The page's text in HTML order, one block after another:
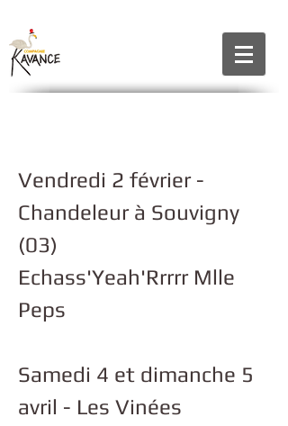
Vendredi 2 février -
Chandeleur à Souvigny
(03)
Echass'Yeah'Rrrrr Mlle
Peps
Samedi 4 et dimanche 5
avril - Les Vinées